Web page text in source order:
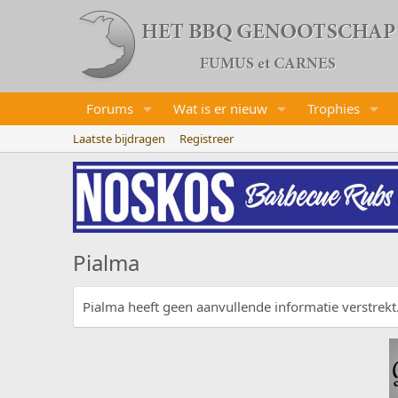
Forums Wat is er nieuw Trophies
Laatste bijdragen Registreer
Pialma
Pialma heeft geen aanvullende informatie